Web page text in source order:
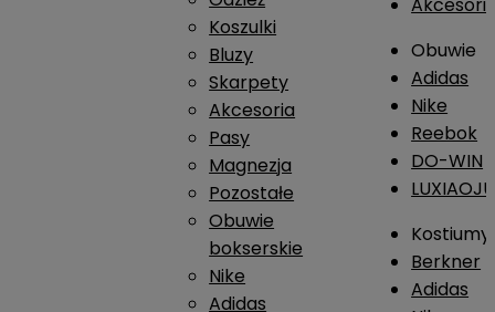
Koszulki
Bluzy
Skarpety
Akcesoria
Pasy
Magnezja
Pozostałe
Obuwie
bokserskie
Nike
Adidas
Obuwie
Adidas
Nike
Reebok
DO-WIN
Kostiumy
Berkner
Adidas